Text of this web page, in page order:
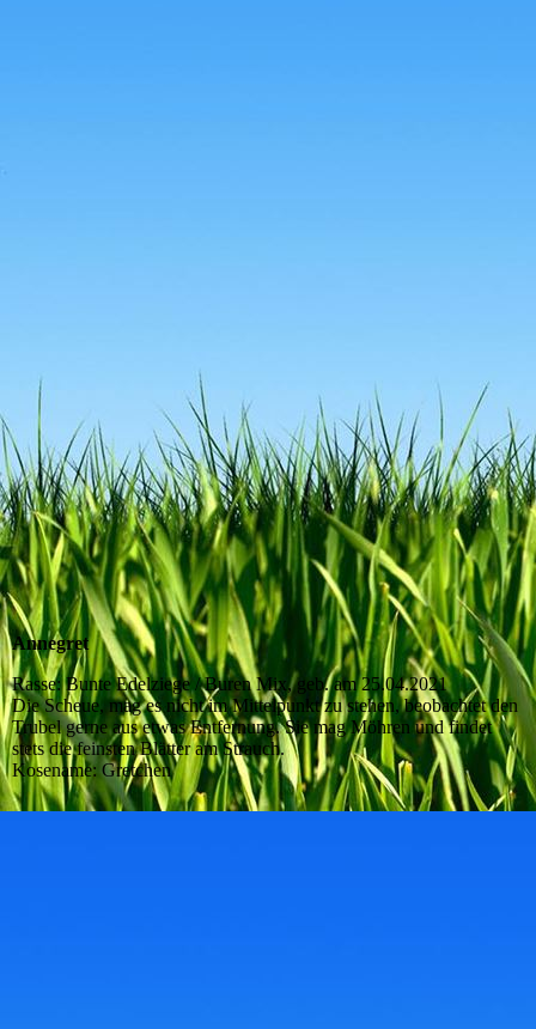
Angela
Annegret
Rasse: Bunte Edelziege / Buren Mix, geb. am 25.04.2021
Die Scheue, mag es nicht im Mittelpunkt zu stehen, beobachtet den
Trubel gerne aus etwas Entfernung. Sie mag Möhren und findet
stets die feinsten Blätter am Strauch.
Kosename: Gretchen